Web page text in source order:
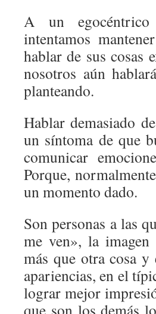
A un egocéntrico
intentamos
hablar de sus cosas
nosotros aún
planteando.
Hablar demasiado
un síntoma de que
comunicar
Porque,
un momento dado.
Son personas a las
me ven», la imagen
más que otra cosa y
apariencias, en el
lograr mejor
que son los demás